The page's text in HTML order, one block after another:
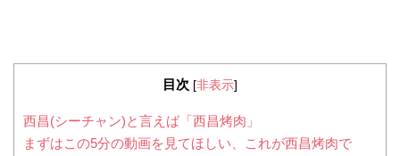
目次 [非表示]
西昌(シーチャン)と言えば「西昌烤肉」
まずはこの5分の動画を見てほしい、これが西昌烤肉で